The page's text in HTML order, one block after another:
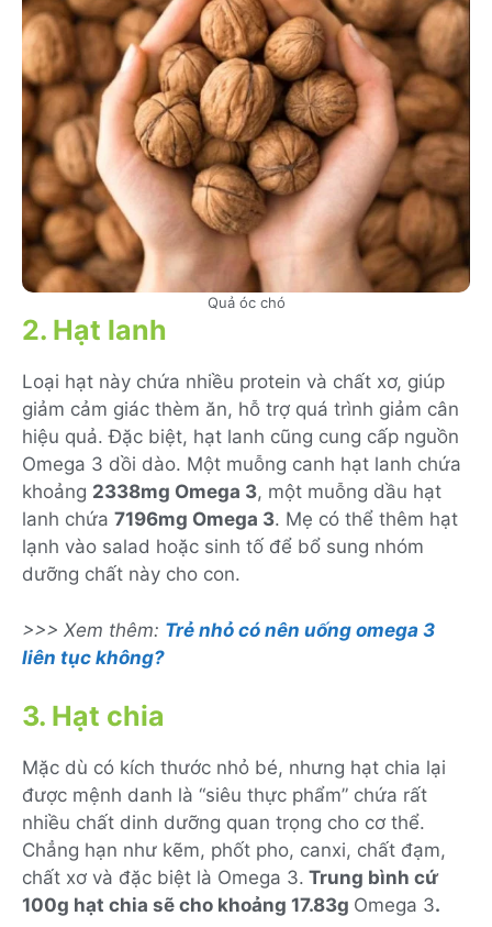
Quả óc chó
2. Hạt lanh
Loại hạt này chứa nhiều protein và chất xơ, giúp
giảm cảm giác thèm ăn, hỗ trợ quá trình giảm cân
hiệu quả. Đặc biệt, hạt lanh cũng cung cấp nguồn
Omega 3 dồi dào. Một muỗng canh hạt lanh chứa
khoảng 2338mg Omega 3, một muỗng dầu hạt
lanh chứa 7196mg Omega 3. Mẹ có thể thêm hạt
lạnh vào salad hoặc sinh tố để bổ sung nhóm
dưỡng chất này cho con.
>>> Xem thêm: Trẻ nhỏ có nên uống omega 3
liên tục không?
3. Hạt chia
Mặc dù có kích thước nhỏ bé, nhưng hạt chia lại
được mệnh danh là “siêu thực phẩm” chứa rất
nhiều chất dinh dưỡng quan trọng cho cơ thể.
Chẳng hạn như kẽm, phốt pho, canxi, chất đạm,
chất xơ và đặc biệt là Omega 3. Trung bình cứ
100g hạt chia sẽ cho khoảng 17.83g Omega 3.